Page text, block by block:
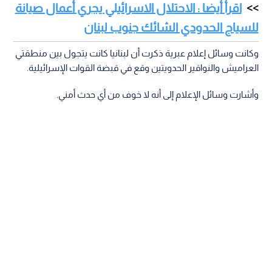
اقرأ أيضا : الاحتلال الاسرائيلي يجري أعمال صيانة
للسياج الحدودي الشائك جنوب لبنان
وكانت وسائل إعلام عبرية ذكرت أن لبنانيا كانت يتجول بين منطقتي
العراميش والنواقير الحدويتين وقع في قبضة القوات الإسرائيلية.
وأشارت وسائل الإعلام إلى أنه لا خوف من أي حدث أمني.